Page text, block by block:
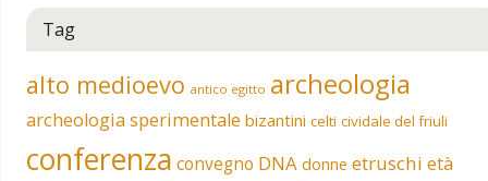
Tag
alto medioevo antico egitto archeologia
archeologia sperimentale bizantini celti cividale del friuli
conferenza convegno DNA donne etruschi età